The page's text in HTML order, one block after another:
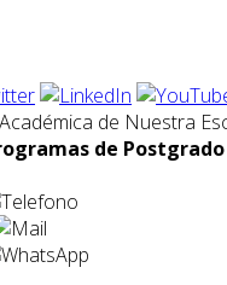
de Nuestra
de Postgrado